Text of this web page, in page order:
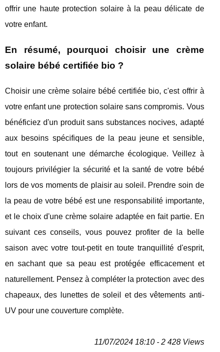
offrir une haute protection solaire à la peau délicate de
votre enfant.
En résumé, pourquoi choisir une crème
solaire bébé certifiée bio ?
Choisir une crème solaire bébé certifiée bio, c'est offrir à
votre enfant une protection solaire sans compromis. Vous
bénéficiez d'un produit sans substances nocives, adapté
aux besoins spécifiques de la peau jeune et sensible,
tout en soutenant une démarche écologique. Veillez à
toujours privilégier la sécurité et la santé de votre bébé
lors de vos moments de plaisir au soleil. Prendre soin de
la peau de votre bébé est une responsabilité importante,
et le choix d'une crème solaire adaptée en fait partie. En
suivant ces conseils, vous pouvez profiter de la belle
saison avec votre tout-petit en toute tranquillité d'esprit,
en sachant que sa peau est protégée efficacement et
naturellement. Pensez à compléter la protection avec des
chapeaux, des lunettes de soleil et des vêtements anti-
UV pour une couverture complète.
11/07/2024 18:10 - 2 428 Views